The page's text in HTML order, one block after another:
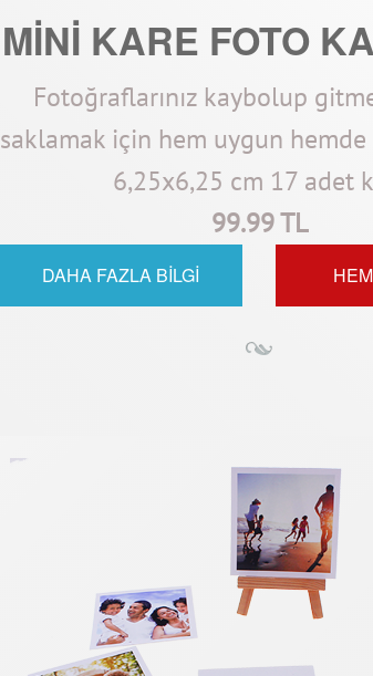
MİNİ KARE FOTO
Fotoğraflarınız kaybolup
saklamak için hem uygun
6,25x6,25 cm 17 adet
99.99 TL
DAHA FAZLA BİLGİ